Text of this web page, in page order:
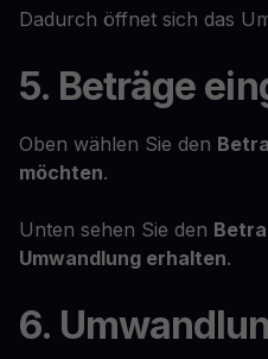
Dadurch öffnet sich das
5. Beträge
Oben wählen Sie den
möchten.
Unten sehen Sie den
Umwandlung erhalten.
6.